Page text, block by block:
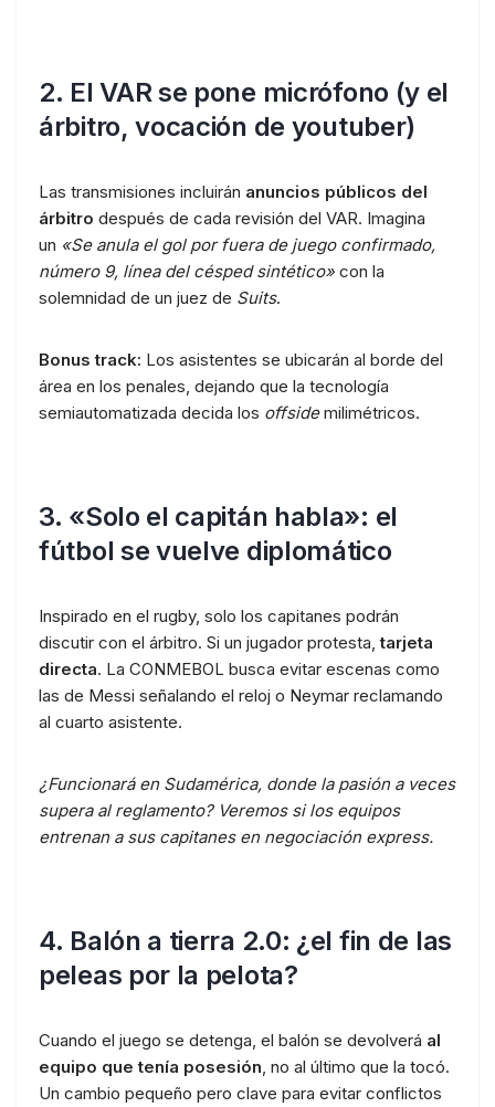
2. El VAR se pone micrófono (y el
árbitro, vocación de youtuber)
Las transmisiones incluirán anuncios públicos del
árbitro después de cada revisión del VAR. Imagina
un «Se anula el gol por fuera de juego confirmado,
número 9, línea del césped sintético» con la
solemnidad de un juez de Suits.
Bonus track: Los asistentes se ubicarán al borde del
área en los penales, dejando que la tecnología
semiautomatizada decida los offsidemilimétricos.
3. «Solo el capitán habla»: el
fútbol se vuelve diplomático
Inspirado en el rugby, solo los capitanes podrán
discutir con el árbitro. Si un jugador protesta,tarjeta
directa. La CONMEBOL busca evitar escenas como
las de Messi señalando el reloj o Neymar reclamando
al cuarto asistente.
¿Funcionará en Sudamérica, donde la pasión a veces
supera al reglamento? Veremos si los equipos
entrenan a sus capitanes en negociación express.
4. Balón a tierra 2.0: ¿el fin de las
peleas por la pelota?
Cuando el juego se detenga, el balón se devolverá al
equipo que tenía posesión, no al último que la tocó.
Un cambio pequeño pero clave para evitar conflictos